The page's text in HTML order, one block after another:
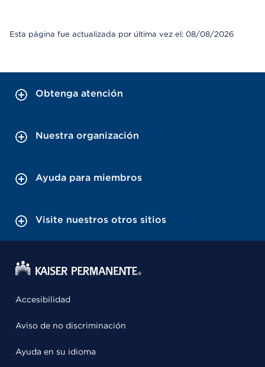
Esta página fue actualizada por última vez el: 08/08/2026
Obtenga atención
Nuestra organización
Ayuda para miembros
Visite nuestros otros sitios
Accesibilidad
Aviso de no discriminación
Ayuda en su idioma